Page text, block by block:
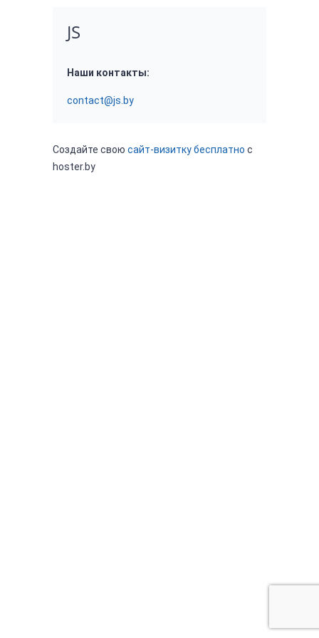
JS
Наши контакты:
contact@js.by
Создайте свою сайт-визитку бесплатно с
hoster.by